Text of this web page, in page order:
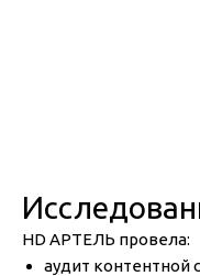
HD АРТЕЛЬ провела:
аудит контентной